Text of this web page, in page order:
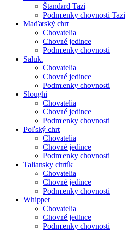
Štandard Tazi
Podmienky chovnosti Tazi
Maďarský chrt
Chovatelia
Chovné jedince
Podmienky chovnosti
Saluki
Chovatelia
Chovné jedince
Podmienky chovnosti
Sloughi
Chovatelia
Chovné jedince
Podmienky chovnosti
Poľský chrt
Chovatelia
Chovné jedince
Podmienky chovnosti
Taliansky chrtík
Chovatelia
Chovné jedince
Podmienky chovnosti
Whippet
Chovatelia
Chovné jedince
Podmienky chovnosti